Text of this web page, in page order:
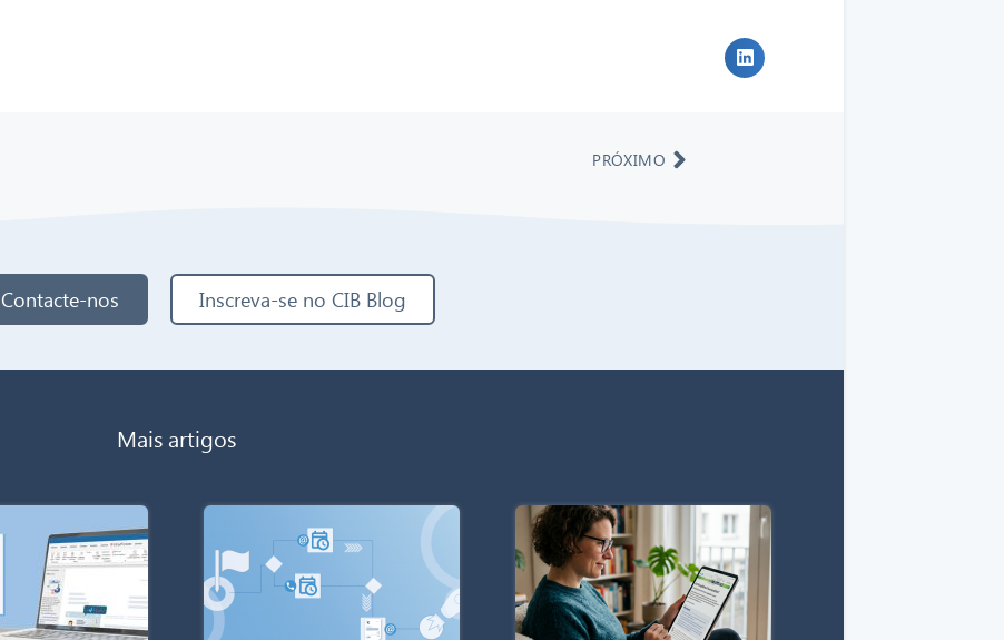
PRÓXIMO
Contacte-nos Inscreva-se no CIB Blog
Mais artigos